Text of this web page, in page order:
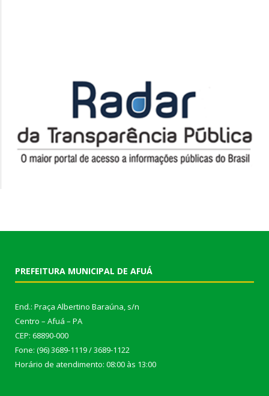
PREFEITURA MUNICIPAL DE AFUÁ
End.: Praça Albertino Baraúna, s/n
Centro – Afuá – PA
CEP: 68890-000
Fone: (96) 3689-1119 / 3689-1122
Horário de atendimento: 08:00 às 13:00